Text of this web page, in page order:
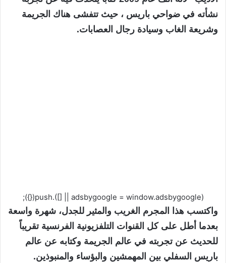
نشأته في ضواحي باريس ، حيث تتفشى هناك الجريمة
وشريعة الغاب وسيادة رجال العصابات.
(adsbygoogle = window.adsbygoogle || []).push({});
واكتسب هذا المجرم الغريب والمثير للجدل، شهرة واسعة
بعدما أطل على كل القنوات التلفزيونية الفرنسية تقريباً
للحديث عن تجربته في عالم الجريمة وكتابه عن عالم
باريس السفلي بين المهمشين والبؤساء والمنبوذين.